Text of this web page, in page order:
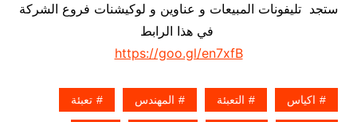
ستجد تليفونات المبيعات و عناوين و لوكيشنات فروع الشركة
في هذا الرابط
https://goo.gl/en7xfB
اكياس التعبئة المهندس تعبئة